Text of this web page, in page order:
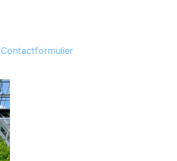
Contactformulier